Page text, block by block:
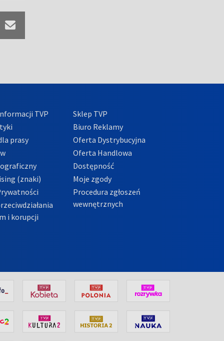
TVP
prasy
(znaki)
i korupcji
Sklep TVP
Biuro Reklamy
Oferta Dystrybucyjna
Oferta Handlowa
Dostępność
Moje zgody
Procedura zgłoszeń
wewnętrznych